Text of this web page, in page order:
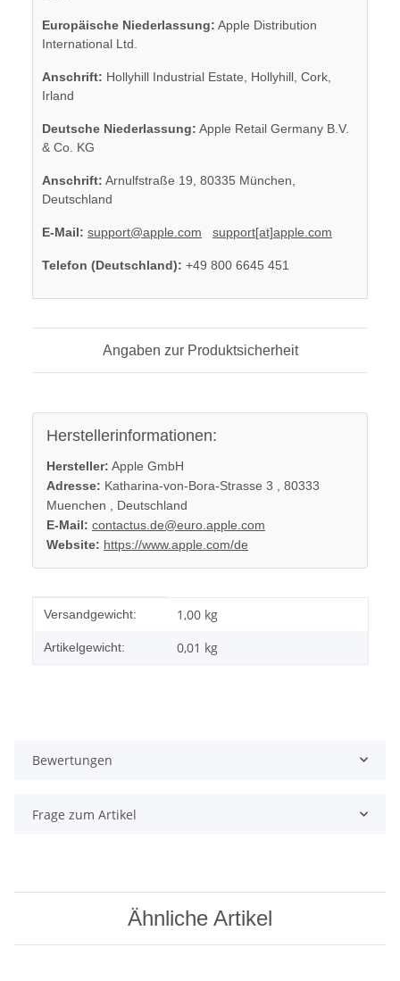
Europäische Niederlassung: Apple Distribution
International Ltd.
Anschrift: Hollyhill Industrial Estate, Hollyhill, Cork,
Irland
Deutsche Niederlassung: Apple Retail Germany B.V.
& Co. KG
Anschrift: Arnulfstraße 19, 80335 München,
Deutschland
E-Mail: support@apple.com support[at]apple.com
Telefon (Deutschland): +49 800 6645 451
Angaben zur Produktsicherheit
Herstellerinformationen:
Hersteller: Apple GmbH
Adresse: Katharina-von-Bora-Strasse 3 , 80333
Muenchen , Deutschland
E-Mail: contactus.de@euro.apple.com
Website: https://www.apple.com/de
Produkteigenschaft
Wert
Versandgewicht: 1,00 kg
Artikelgewicht: 0,01 kg
Bewertungen
Frage zum Artikel
Ähnliche Artikel